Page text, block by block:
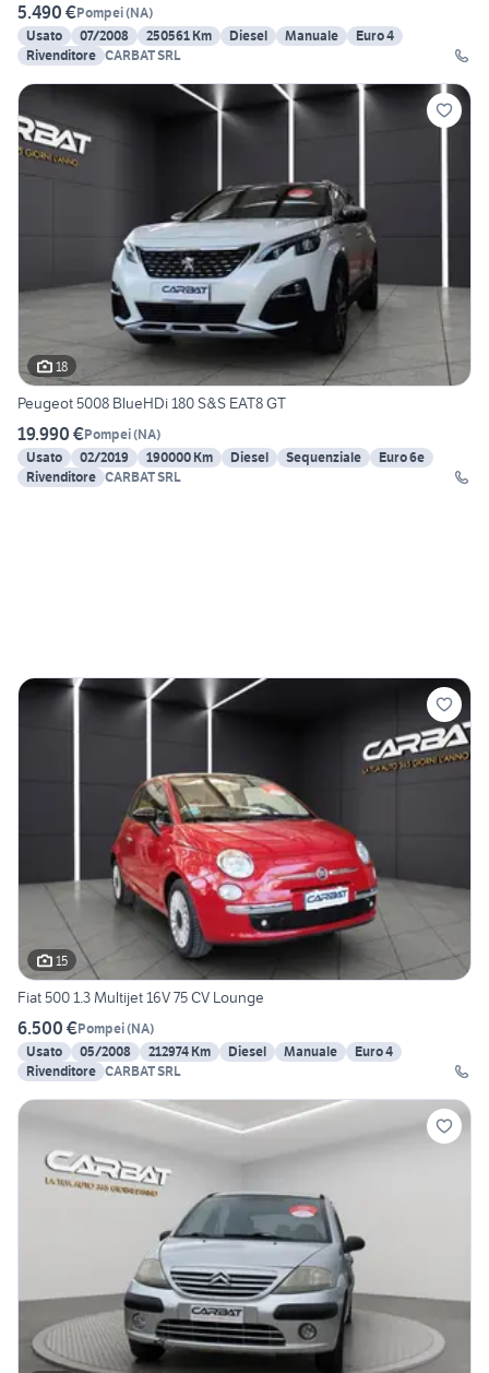
5.490 €Pompei(NA)
Usato
07/2008 250561 Km Diesel Manuale
Euro 4
Rivenditore CARBAT SRL
18
Peugeot 5008 BlueHDi 180 S&S EAT8 GT
19.990 €Pompei(NA)
Usato
02/2019 190000 Km Diesel Sequenziale
Euro 6e
Rivenditore CARBAT SRL
15
Fiat 500 1.3 Multijet 16V 75 CV Lounge
6.500 €Pompei(NA)
Usato
05/2008 212974 Km Diesel Manuale
Euro 4
Rivenditore CARBAT SRL